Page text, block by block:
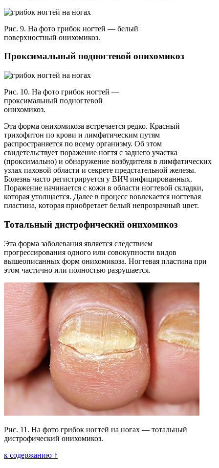
Рис. 9. На фото грибок ногтей — белый
поверхностный онихомикоз.
Проксимальный подногтевой онихомикоз
Рис. 10. На фото грибок ногтей —
проксимальный подногтевой
онихомикоз.
Эта форма онихомикоза встречается редко. Красный
трихофитон по крови и лимфатическим путям
распространяется по всему организму. Об этом
свидетельствует поражение ногтя с заднего участка
(проксимально) и обнаружение возбудителя в лимфатических
узлах паховой области и секрете предстательной железы.
Болезнь часто регистрируется у ВИЧ инфицированных.
Поражение начинается с кожи в области ногтевой складки,
которая утолщается. Далее в процесс вовлекается ногтевая
пластина, которая приобретает белый непрозрачный цвет.
Тотальный дистрофический онихомикоз
Эта форма заболевания является следствием
прогрессирования одного или совокупности видов
вышеописанных форм онихомикоза. Ногтевая пластина при
этом частично или полностью разрушается.
Рис. 11. На фото грибок ногтей на ногах — тотальный
дистрофический онихомикоз.
к содержанию ↑